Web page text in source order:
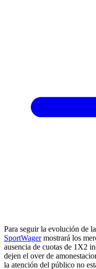
Para seguir la evolución de
SportWagermostrará los
ausencia de cuotas de 1X2
dejen el over de
la atención del público no